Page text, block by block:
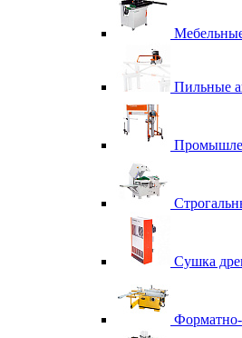
Пильные
Сушка
Форматно-